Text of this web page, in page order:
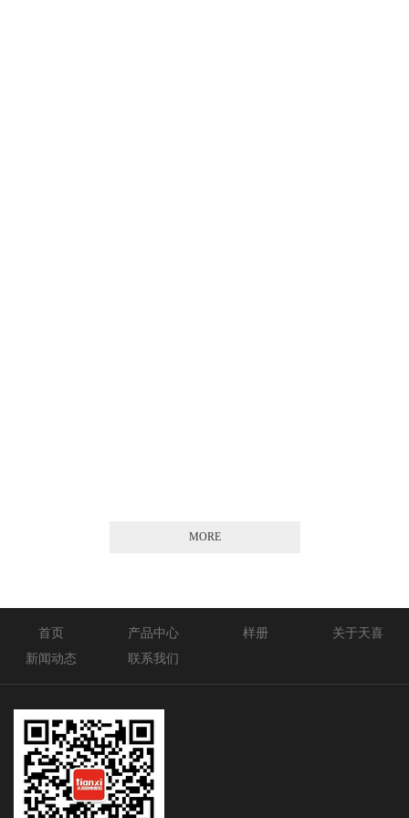
MORE
首页 产品中心 样册
关于天喜
新闻动态
联系我们